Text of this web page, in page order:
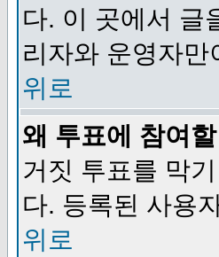
다. 이 곳에서 글
리자와 운영자
위로
왜 투표에 참여
거짓 투표를 막
다. 등록된 사용
위로